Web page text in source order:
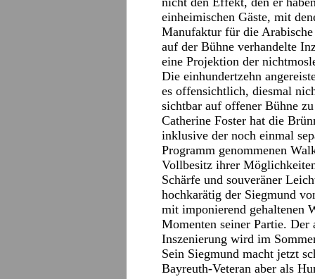
einheimischen Gäste, mit
Manufaktur für die
auf der Bühne verhandelte
eine Projektion der
Die einhundertzehn
es offensichtlich, diesmal
sichtbar auf offener Bühne
Catherine Foster hat die
inklusive der noch einmal
Programm genommenen
Vollbesitz ihrer
Schärfe und souveräner
hochkarätig der Siegmund
mit imponierend gehaltenen
Momenten seiner Partie.
Inszenierung wird im
Sein Siegmund macht jetzt
Bayreuth-Veteran aber als